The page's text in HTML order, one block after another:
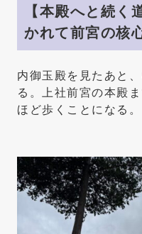
【本殿へと続く
かれて前宮の核
内御玉殿を見たあと
る。上社前宮の本殿
ほど歩くことになる。